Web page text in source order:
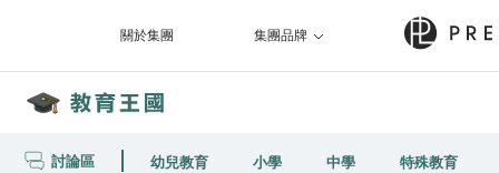
關於集團 集團品牌
討論區 幼兒教育 小學 中學 特殊教育